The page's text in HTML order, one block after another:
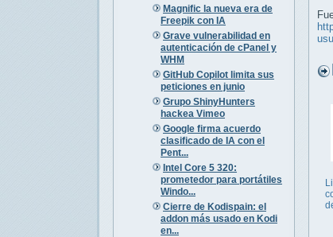
Magnific la nueva era de
Freepik con IA
Grave vulnerabilidad en
autenticación de cPanel y
WHM
GitHub Copilot limita sus
peticiones en junio
Grupo ShinyHunters
hackea Vimeo
Google firma acuerdo
clasificado de IA con el
Pent...
Intel Core 5 320:
prometedor para portátiles
Windo...
Cierre de Kodispain: el
addon más usado en Kodi
en...